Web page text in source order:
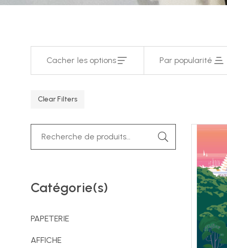
Cacher les options Par popularité
Clear Filters
Catégorie(s)
PAPETERIE
AFFICHE